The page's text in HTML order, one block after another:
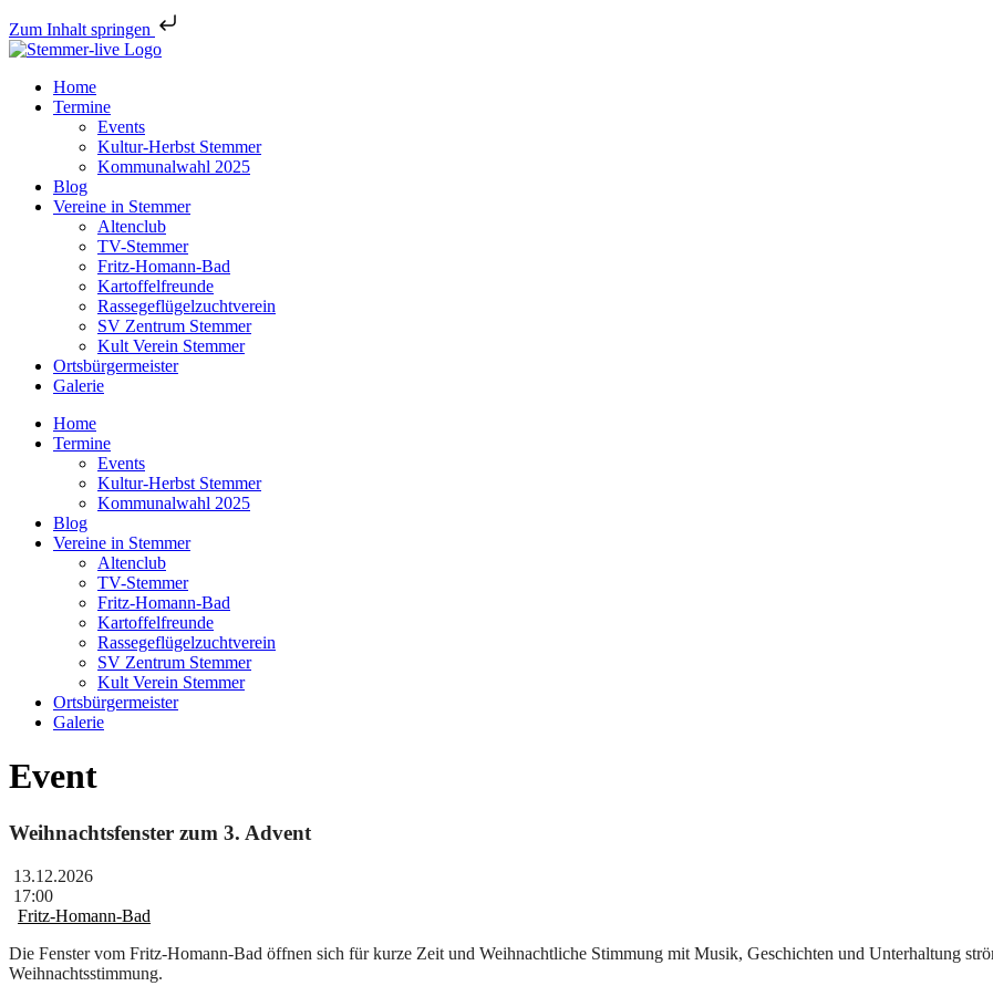
Zum Inhalt springen
Home
Termine
Events
Kultur-Herbst Stemmer
Kommunalwahl 2025
Blog
Vereine in Stemmer
Altenclub
TV-Stemmer
Fritz-Homann-Bad
Kartoffelfreunde
Rassegeflügelzuchtverein
SV Zentrum Stemmer
Kult Verein Stemmer
Ortsbürgermeister
Galerie
Home
Termine
Events
Kultur-Herbst Stemmer
Kommunalwahl 2025
Blog
Vereine in Stemmer
Altenclub
TV-Stemmer
Fritz-Homann-Bad
Kartoffelfreunde
Rassegeflügelzuchtverein
SV Zentrum Stemmer
Kult Verein Stemmer
Ortsbürgermeister
Galerie
Event
Weihnachtsfenster zum 3. Advent
13.12.2026
17:00
Fritz-Homann-Bad
Die Fenster vom Fritz-Homann-Bad öffnen sich für kurze Zeit und Weihnachtliche Stimmung mit Musik, Geschichten und Unterhaltung
Weihnachtsstimmung.